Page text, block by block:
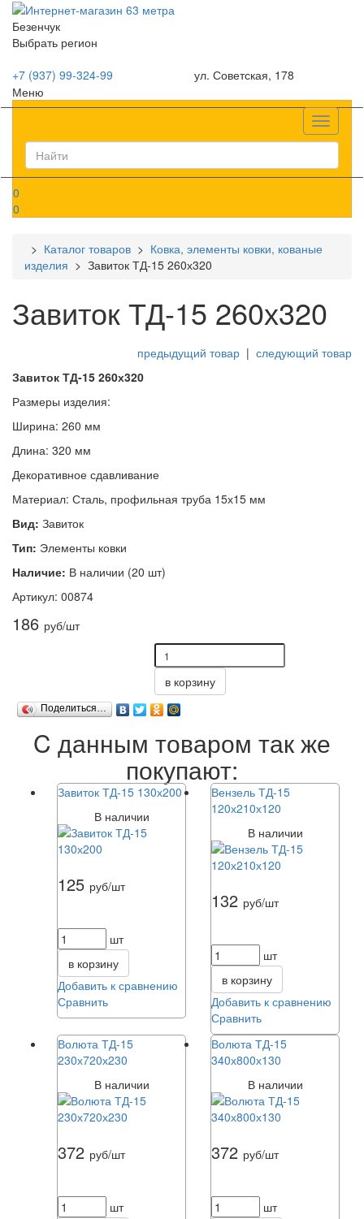
Безенчук
Выбрать регион
+7 (937) 99-324-99
ул. Советская, 178
Меню
Список
0
0
> Каталог товаров > Ковка, элементы ковки, кованые
изделия > Завиток ТД-15 260х320
Завиток ТД-15 260х320
предыдущий товар | следующий товар
Завиток ТД-15 260х320
Размеры изделия:
Ширина: 260 мм
Длина: 320 мм
Декоративное сдавливание
Материал: Сталь, профильная труба 15х15 мм
Вид: Завиток
Тип: Элементы ковки
Наличие: В наличии (20 шт)
Артикул: 00874
186 руб/шт
в корзину
Поделиться…
C данным товаром так же
покупают:
Завиток ТД-15 130х200
В наличии
125 руб/шт
шт
в корзину
Добавить к сравнению
Сравнить
Вензель ТД-15
120х210х120
В наличии
132 руб/шт
шт
в корзину
Добавить к сравнению
Сравнить
Волюта ТД-15
230х720х230
В наличии
372 руб/шт
шт
Волюта ТД-15
340х800х130
В наличии
372 руб/шт
шт